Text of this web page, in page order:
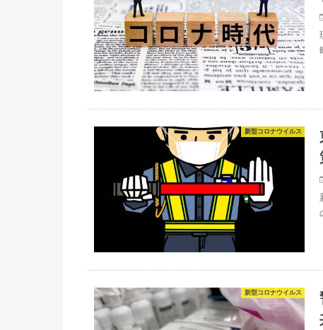
新型コロナウイルス
新型コロナウイルス